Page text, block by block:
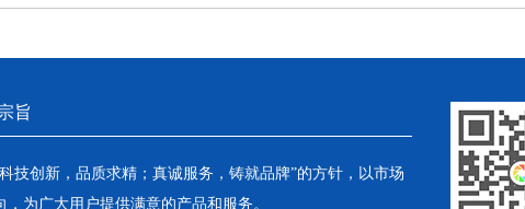
旨
技创新，品质求精；真诚服务，铸就品牌”的方针，以市场
，为广大用户提供满意的产品和服务。